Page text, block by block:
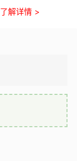
了解详情 >